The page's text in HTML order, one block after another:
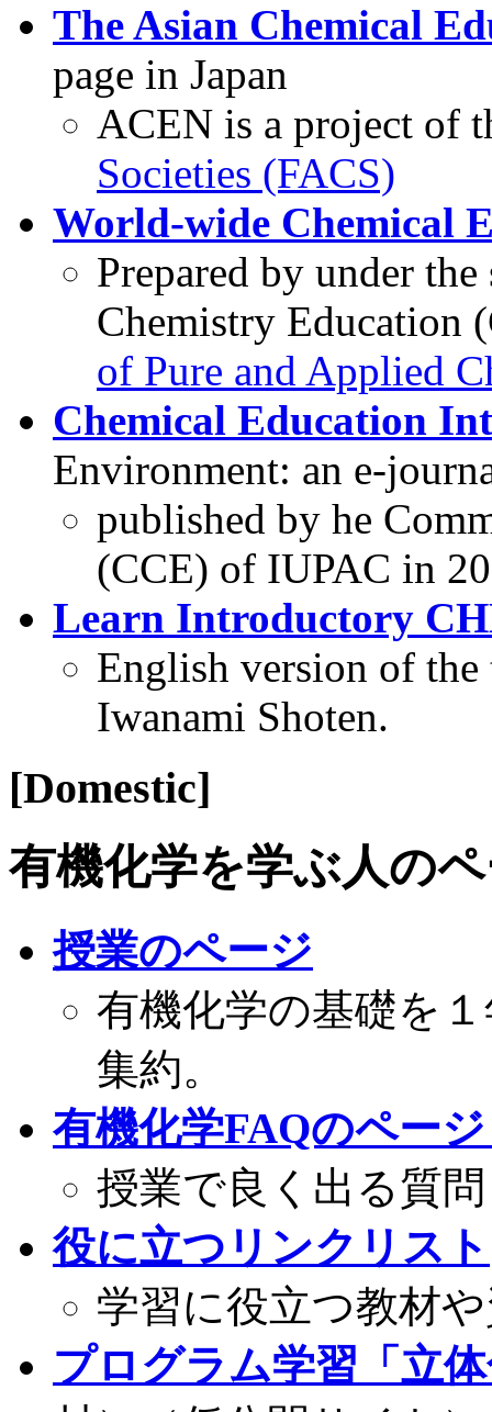
The Asian Chemical
page in Japan
ACEN is a project of
Societies (FACS)
World-wide Chemical
Prepared by under
Chemistry Education
of Pure and Applied
Chemical Education
Environment: an e-
published by he
(CCE) of IUPAC in
Learn Introductory
English version of
Iwanami Shoten.
[Domestic]
有機化学を学ぶ人の
授業のページ
有機化学の基礎を
集約。
有機化学FAQのペー
授業で良く出る質
役に立つリンクリスト
学習に役立つ教材
プログラム学習「立